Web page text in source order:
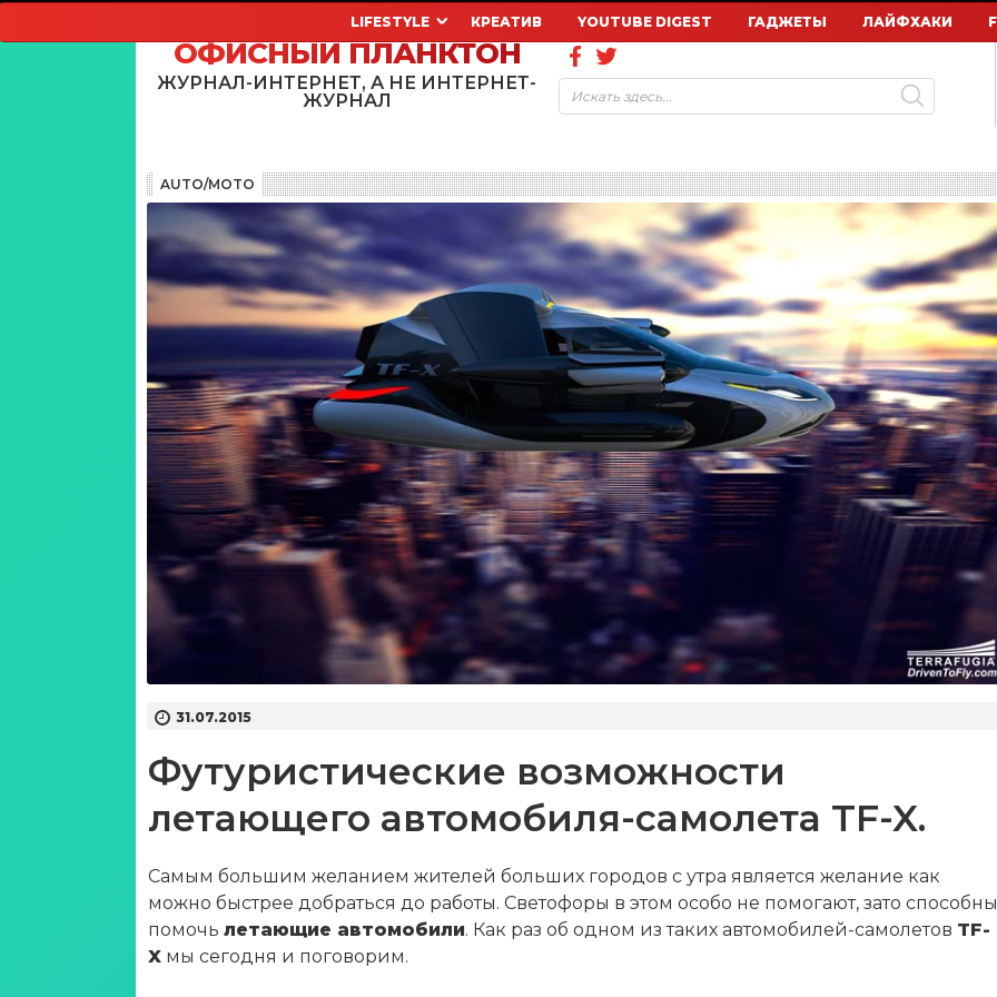
ОФИСНЫЙ ПЛАНКТОН
ЖУРНАЛ-ИНТЕРНЕТ, А НЕ ИНТЕРНЕТ-
ЖУРНАЛ
LIFESTYLE КРЕАТИВ YOUTUBE DIGEST ГАДЖЕТЫ ЛАЙФХАКИ
AUTO/MOTO
31.07.2015
Футуристические возможности
летающего автомобиля-самолета TF-X.
Самым большим желанием жителей больших городов с утра является желание как
можно быстрее добраться до работы. Светофоры в этом особо не помогают, зато способны
помочь летающие автомобили. Как раз об одном из таких автомобилей-самолетов TF-
X мы сегодня и поговорим.